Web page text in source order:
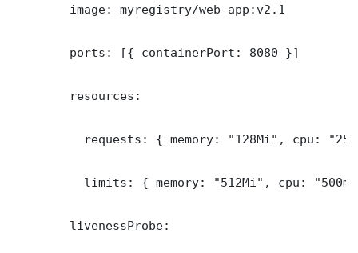
        image: myregistry/web-app:v2.1
        ports: [{ containerPort: 8080 }]
        resources:
requests: { memory: "128Mi", cpu:
limits: { memory: "512Mi", cpu:
        livenessProbe: